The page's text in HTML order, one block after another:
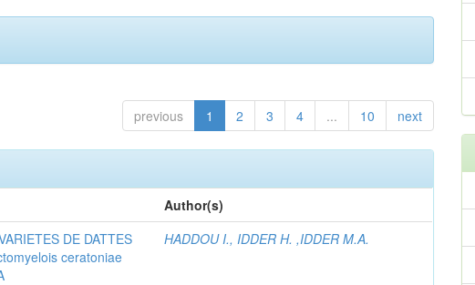
previous 1 2 3 4 ... 10 next
Author(s)
DE DATTES
ceratoniae
HADDOU I., IDDER H. ,IDDER M.A.